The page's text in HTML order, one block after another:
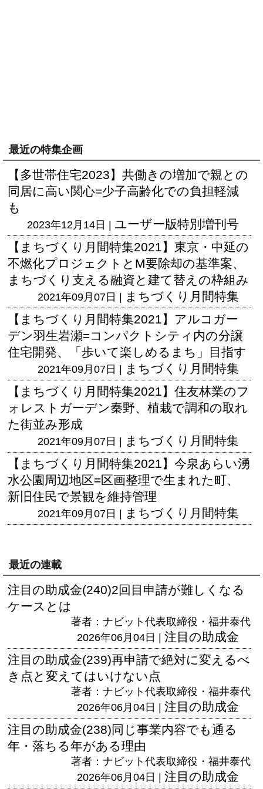
最近の特集企画
【多世帯住宅2023】共働きの増加で親との
同居に高い関心=少子高齢化での負担軽減
も
2023年12月14日 | ユーザー版特別増刊号
【まちづくり月間特集2021】東京・中延の
不燃化プロジェクトとM要除却の基準案、
まちづくり支える融資と建て替えの枠組み
2021年09月07日 | まちづくり月間特集
【まちづくり月間特集2021】アルコガー
デン羽生岩瀬=コンパクトシティ内の分譲
住宅開発、「歩いて楽しめるまち」目指す
2021年09月07日 | まちづくり月間特集
【まちづくり月間特集2021】住友林業のフ
ォレストガーデン秦野、植栽で調和の取れ
た街並み形成
2021年09月07日 | まちづくり月間特集
【まちづくり月間特集2021】今泉あらい湧
水公園周辺地区=区画整理で生まれた町、
新旧住民で景観を維持管理
2021年09月07日 | まちづくり月間特集
最近の連載
注目の助成金(240)2回目申請が難しくなる
ケースとは
著者：ナビット代表取締役・福井泰代
2026年06月04日 | 注目の助成金
注目の助成金(239)再申請で絶対に変えるべ
き点と変えてはいけない点
著者：ナビット代表取締役・福井泰代
2026年06月04日 | 注目の助成金
注目の助成金(238)同じ事業内容でも通る
年・落ちる年がある理由
著者：ナビット代表取締役・福井泰代
2026年06月04日 | 注目の助成金